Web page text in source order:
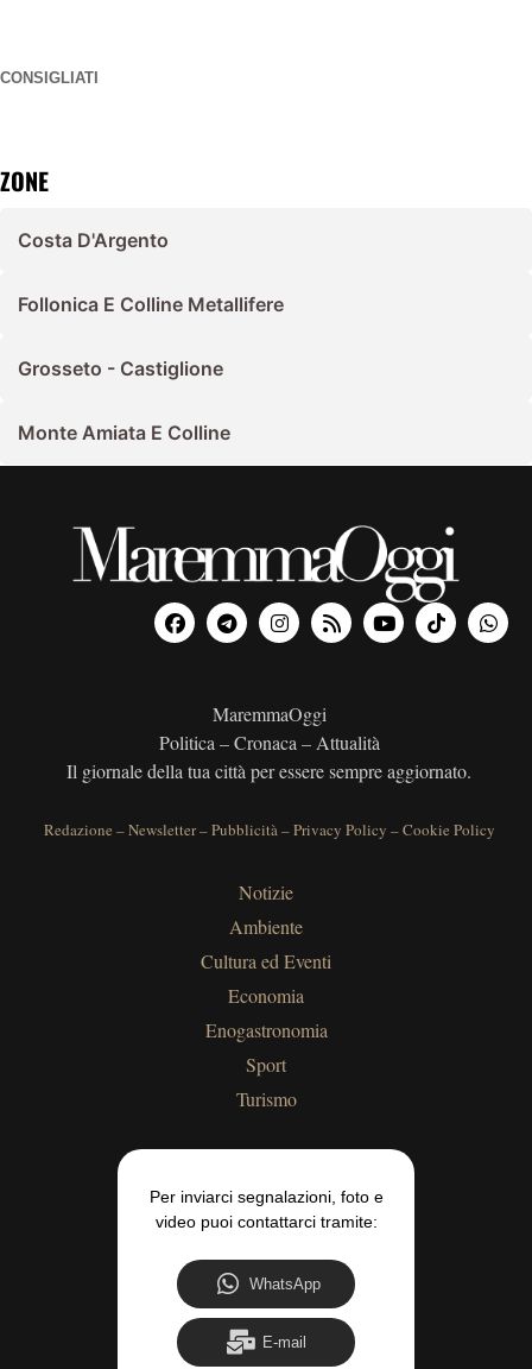
CONSIGLIATI
ZONE
Costa D'Argento
Follonica E Colline Metallifere
Grosseto - Castiglione
Monte Amiata E Colline
MaremmaOggi
Politica – Cronaca – Attualità
Il giornale della tua città per essere sempre aggiornato.
Redazione –Newsletter–Pubblicità–Privacy Policy –Cookie Policy
Notizie
Ambiente
Cultura ed Eventi
Economia
Enogastronomia
Sport
Turismo
Per inviarci segnalazioni, foto e
video puoi contattarci tramite:
WhatsApp
E-mail